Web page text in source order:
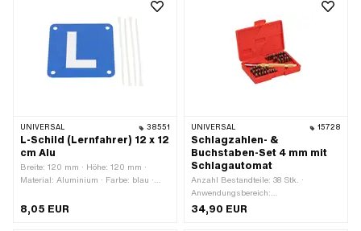
UNIVERSAL 38551
L-Schild (Lernfahrer) 12 x 12
cm Alu
Breite: 120 mm · Höhe: 120 mm ·
Material: Aluminium · Farbe: blau ·
8,05 EUR
UNIVERSAL 15728
Schlagzahlen- &
Buchstaben-Set 4 mm mit
Schlagautomat
Anzahl Bestandteile: 38 Stk. ·
Anwendungsbereich:
Werkstattzubehör
34,90 EUR